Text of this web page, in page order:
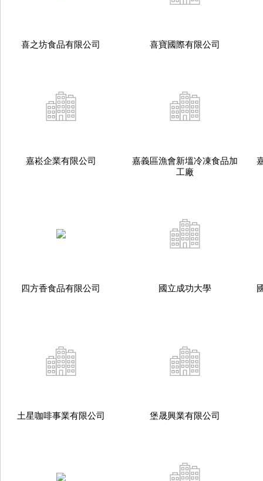
喜之坊食品有限公司 喜寶國際有限公司
嘉崧企業有限公司
嘉義區漁會新塭冷凍食品加
工廠
四方香食品有限公司 國立成功大學
土星咖啡事業有限公司 堡晟興業有限公司